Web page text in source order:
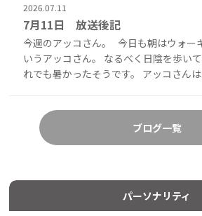
2026.07.11
7月11日 放送後記
今週のアッコさん。 今日も朝はウォー
いうアッコさん。 なるべく日陰を歩い
れでも暑かったそうです。 アッコさんは
ブログ一覧
パーソナリティ